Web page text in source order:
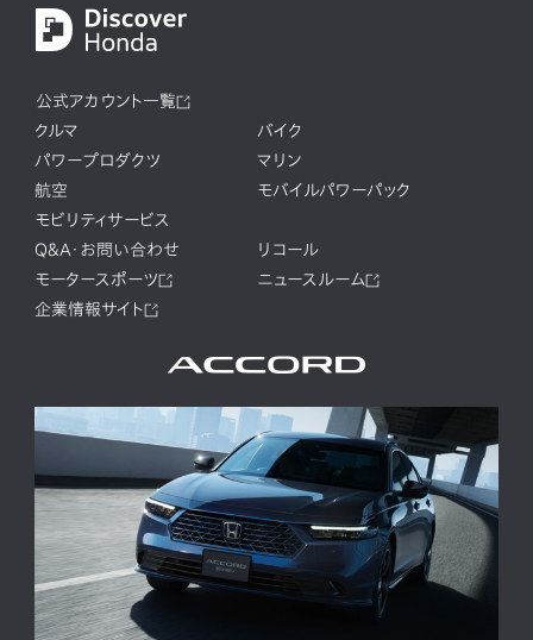
公式アカウント一覧
クルマ
バイク
パワープロダクツ
マリン
航空
モバイルパワーパック
モビリティサービス
Q&A・お問い合わせ
リコール
モータースポーツ
ニュースルーム
企業情報サイト